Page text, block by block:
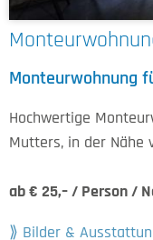
Monteurwohnung
Hochwertige
Mutters, in der Nähe
ab € 25,– / Person /
Bilder &